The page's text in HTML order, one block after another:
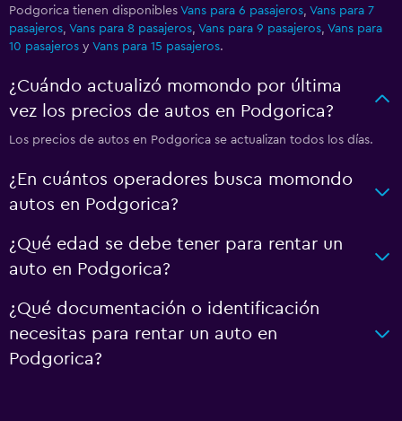
Podgorica tienen disponibles Vans para 6 pasajeros, Vans para 7
pasajeros, Vans para 8 pasajeros, Vans para 9 pasajeros, Vans para
10 pasajeros y Vans para 15 pasajeros.
¿Cuándo actualizó momondo por última
vez los precios de autos en Podgorica?
Los precios de autos en Podgorica se actualizan todos los días.
¿En cuántos operadores busca momondo
autos en Podgorica?
¿Qué edad se debe tener para rentar un
auto en Podgorica?
¿Qué documentación o identificación
necesitas para rentar un auto en
Podgorica?